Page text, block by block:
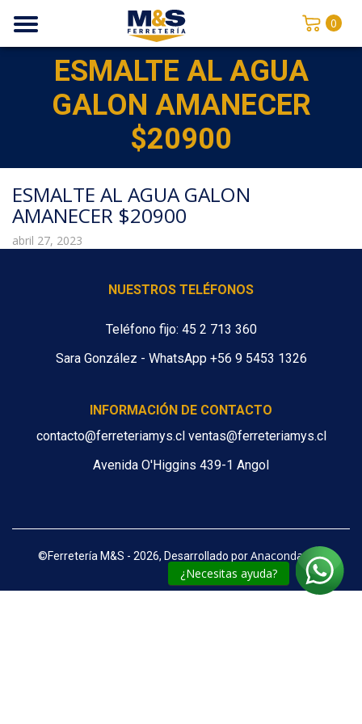
¿Necesitas ayuda?
0
ESMALTE AL AGUA
GALON AMANECER
$20900
ESMALTE AL AGUA GALON
AMANECER $20900
abril 27, 2023
NUESTROS TELÉFONOS
Teléfono fijo: 45 2 713 360
Sara González - WhatsApp +56 9 5453 1326
INFORMACIÓN DE CONTACTO
contacto@ferreteriamys.cl ventas@ferreteriamys.cl
Avenida O'Higgins 439-1 Angol
©Ferretería M&S - 2026, Desarrollado por Anacondaweb